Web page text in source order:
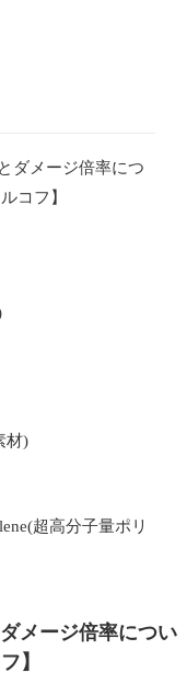
ダメージ倍率につ
コフ】
材)
超高分子量ポリ
メージ倍率につい
】